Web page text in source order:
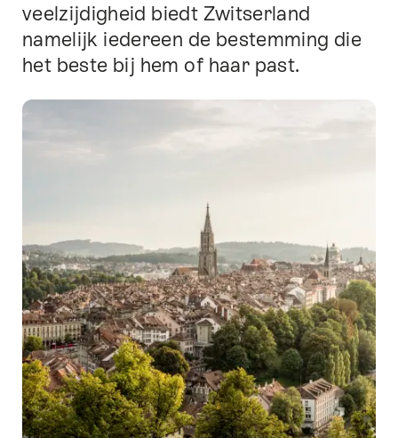
veelzijdigheid biedt Zwitserland
namelijk iedereen de bestemming die
het beste bij hem of haar past.